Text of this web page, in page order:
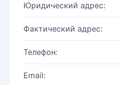
Юридический адрес:
Фактический адрес:
Телефон:
Email: